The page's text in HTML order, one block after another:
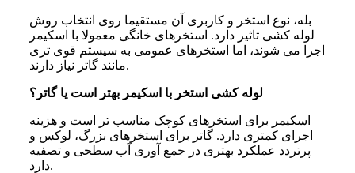
بله، نوع استخر و کاربری آن مستقیما روی انتخاب روش
لوله کشی تاثیر دارد. استخرهای خانگی معمولا با اسکیمر
اجرا می شوند، اما استخرهای عمومی به سیستم قوی تری
مانند گاتر نیاز دارند.
لوله کشی استخر با اسکیمر بهتر است یا گاتر؟
اسکیمر برای استخرهای کوچک مناسب تر است و هزینه
اجرای کمتری دارد. گاتر برای استخرهای بزرگ، لوکس و
پرتردد عملکرد بهتری در جمع آوری آب سطحی و تصفیه
دارد.